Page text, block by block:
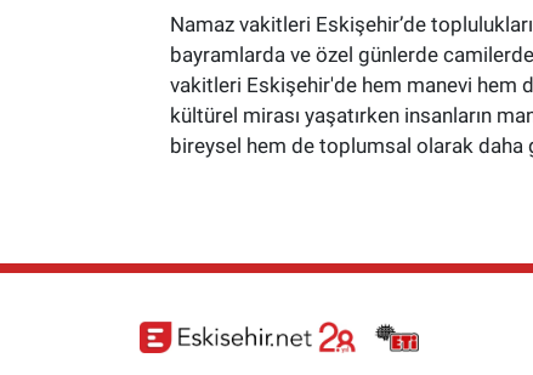
Namaz vakitleri Eskişehir’de
bayramlarda ve özel günlerde
vakitleri Eskişehir'de hem manevi hem
kültürel mirası yaşatırken insanların
bireysel hem de toplumsal olarak daha